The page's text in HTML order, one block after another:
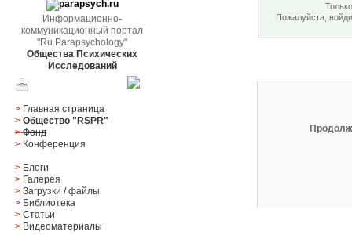
Информационно-
коммуникационный портал
"Ru.Parapsychology"
Общества Психических
Исследований
> Главная страница
> Общество "RSPR"
> Фонд
> Конференция
> Блоги
> Галерея
> Загрузки/файлы
> Библиотека
> Статьи
> Видеоматериалы
Пожалуйста,